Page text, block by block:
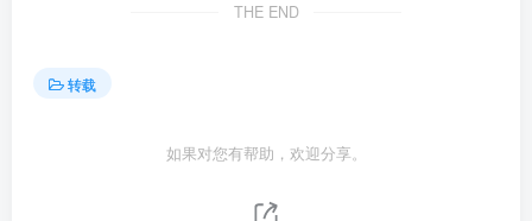
THE END
转载
如果对您有帮助，欢迎分享。